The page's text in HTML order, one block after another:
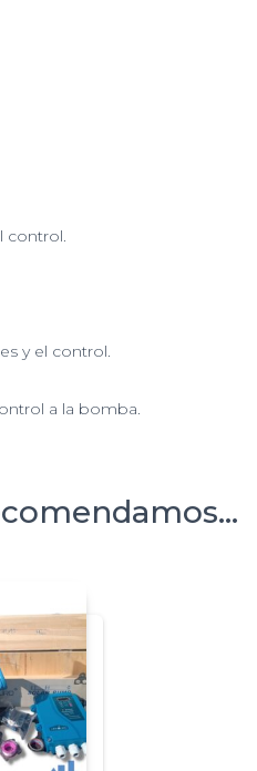
control.
y el control.
a la bomba.